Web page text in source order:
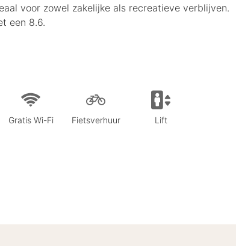
voor zowel zakelijke als recreatieve verblijven.
een 8.6.
Gratis Wi-Fi Fietsverhuur Lift